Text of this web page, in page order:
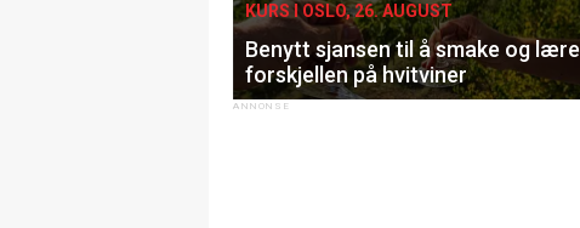
KURS I OSLO, 26. AUGUST
Benytt sjansen til å smake og lære
forskjellen på hvitviner